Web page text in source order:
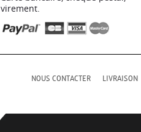
virement.
NOUS CONTACTER LIVRAISON